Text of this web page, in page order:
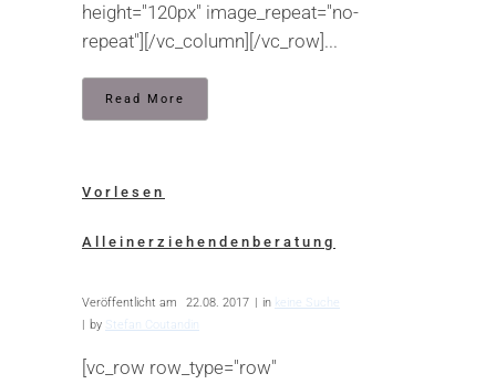
height="120px" image_repeat="no-
repeat"][/vc_column][/vc_row]...
Read More
Vorlesen
Alleinerziehendenberatung
Veröffentlicht am 22.08. 2017 in keine Suche
by
Stefan Coutandin
[vc_row row_type="row"